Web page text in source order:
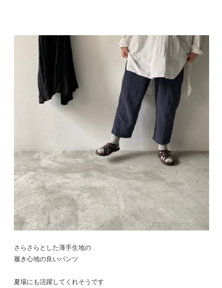
さらさらとした薄手生地の
履き心地の良いパンツ
夏場にも活躍してくれそうです